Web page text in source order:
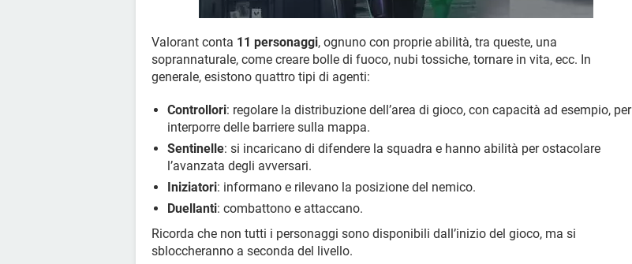
Valorant conta 11 personaggi, ognuno con proprie abilità, tra queste, una
soprannaturale, come creare bolle di fuoco, nubi tossiche, tornare in vita, ecc. In
generale, esistono quattro tipi di agenti:
Controllori: regolare la distribuzione dell’area di gioco, con capacità ad esempio, per
interporre delle barriere sulla mappa.
Sentinelle: si incaricano di difendere la squadra e hanno abilità per ostacolare
l’avanzata degli avversari.
Iniziatori: informano e rilevano la posizione del nemico.
Duellanti: combattono e attaccano.
Ricorda che non tutti i personaggi sono disponibili dall’inizio del gioco, ma si
sbloccheranno a seconda del livello.